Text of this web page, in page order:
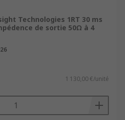
Technologies 1RT 30 ms
de sortie 50Ω à 4
1 130,00 €/unité